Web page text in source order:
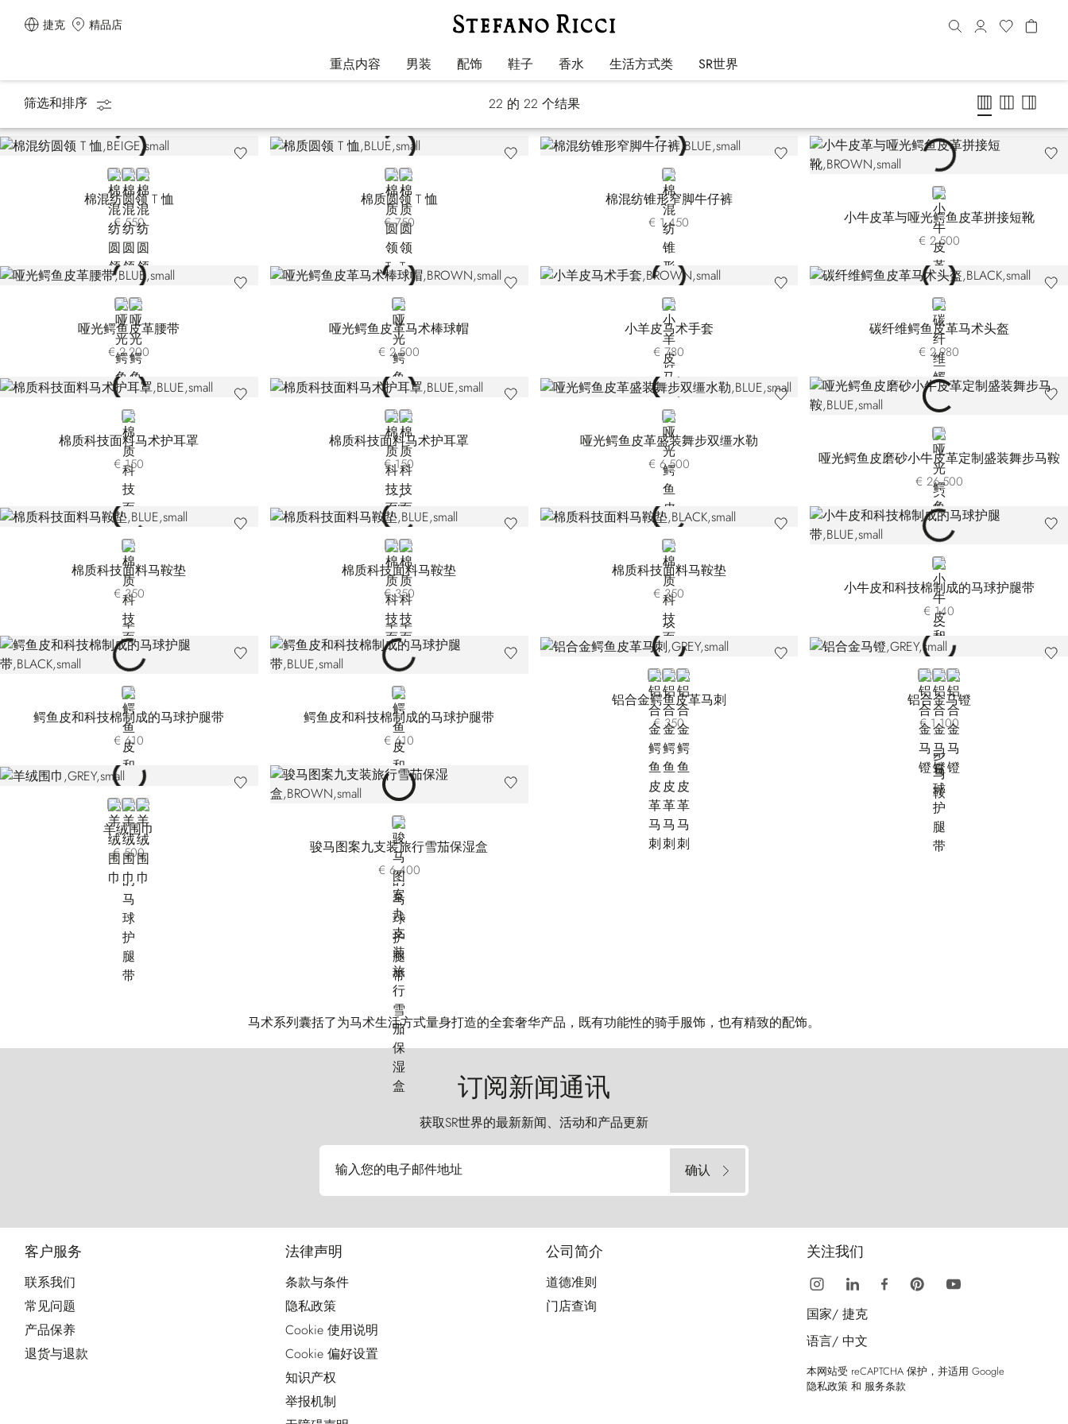
捷克 精品店
重点内容 男装 配饰 鞋子 香水 生活方式类 SR世界
主页 生活方式类
马术系列
筛选和排序 22 的 22 个结果
BEIGE
BLACKWHITE
棉混纺圆领 T 恤
€ 550
BLUEBLACK
棉质圆领 T 恤
€ 750
BLUE
棉混纺锥形窄脚牛仔裤
€ 1.450
BROWN
小牛皮革与哑光鳄鱼皮革拼接短靴
€ 2.500
BLUEBROWN
哑光鳄鱼皮革腰带
€ 2.200
BROWN
哑光鳄鱼皮革马术棒球帽
€ 2.500
BROWN
小羊皮马术手套
€ 780
BLACK
碳纤维鳄鱼皮革马术头盔
€ 2.980
BLUE
棉质科技面料马术护耳罩
€ 150
BLUEBLACK
棉质科技面料马术护耳罩
€ 150
BLUE
哑光鳄鱼皮革盛装舞步双缰水勒
€ 6.500
BLUE
哑光鳄鱼皮磨砂小牛皮革定制盛装舞步马鞍
€ 26.500
BLUE
棉质科技面料马鞍垫
€ 350
BLUEBLACK
棉质科技面料马鞍垫
€ 350
BLACK
棉质科技面料马鞍垫
€ 350
BLUE
小牛皮和科技棉制成的马球护腿带
€ 140
BLACK
鳄鱼皮和科技棉制成的马球护腿带
€ 610
BLUE
鳄鱼皮和科技棉制成的马球护腿带
€ 610
GREYBROWN
BLACK
铝合金鳄鱼皮革马刺
€ 350
GREYBLACKBROWN
铝合金马镫
€ 1.100
GREY
BLUEBEIGE
羊绒围巾
€ 500
BROWN
骏马图案九支装旅行雪茄保湿盒
€ 6.400
马术系列囊括了为马术生活方式量身打造的全套奢华产品，既有功能性的骑手服饰，也有精致的配饰。
订阅新闻通讯
获取SR世界的最新新闻、活动和产品更新
输入您的电子邮件地址 确认
客户服务
联系我们
常见问题
产品保养
退货与退款
法律声明
条款与条件
隐私政策
Cookie 使用说明
Cookie 偏好设置
知识产权
举报机制
公司简介
道德准则
门店查询
关注我们
国家/ 捷克
语言/ 中文
本网站受 reCAPTCHA 保护，并适用 Google
隐私政策 和 服务条款